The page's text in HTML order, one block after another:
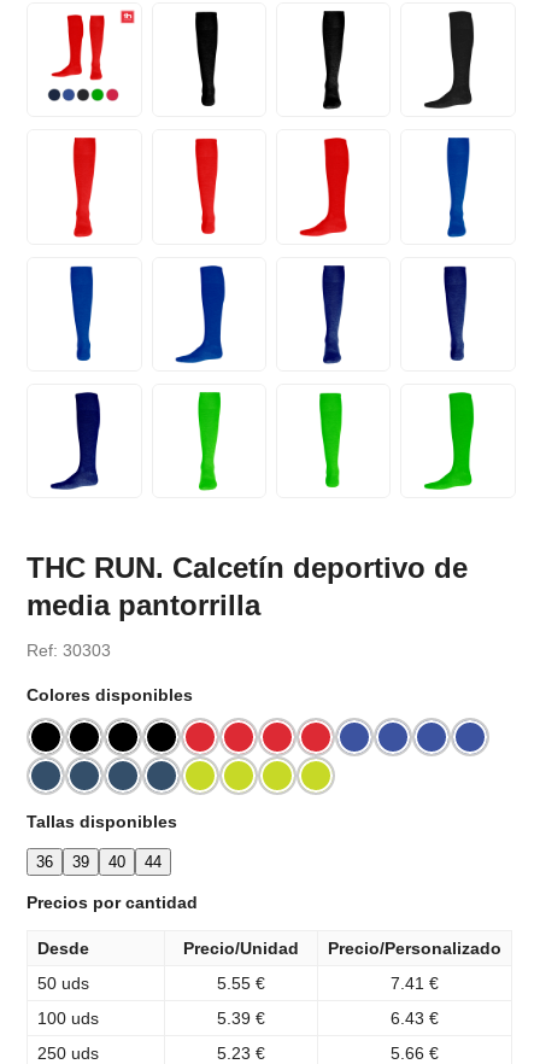
THC RUN. Calcetín deportivo de
media pantorrilla
Ref: 30303
Colores disponibles
Tallas disponibles
36 39 40 44
Precios por cantidad
Desde Precio/Unidad
Precio/Personalizado
50 uds
5.55 €
7.41 €
100 uds
5.39 €
6.43 €
250 uds
5.23 €
5.66 €